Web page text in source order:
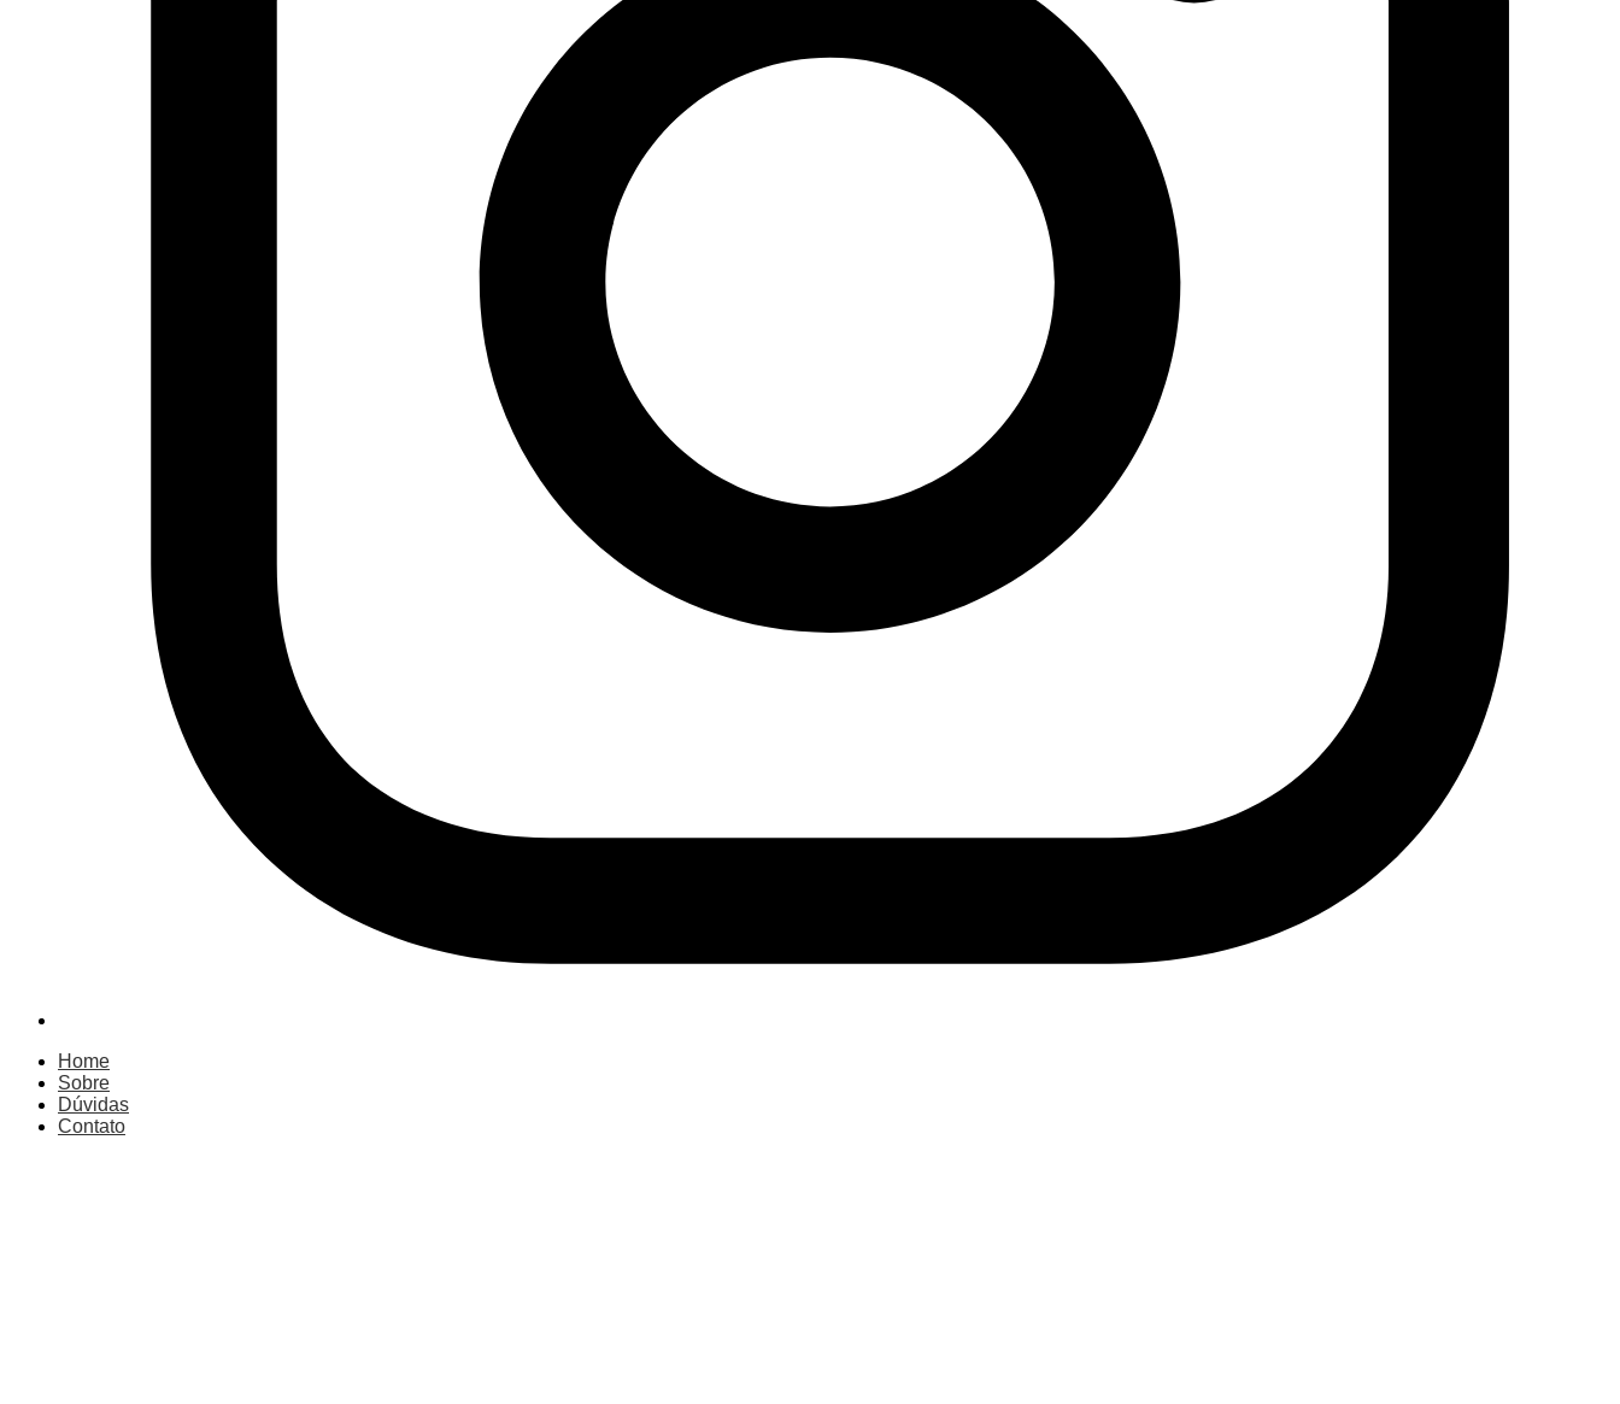
Home
Sobre
Dúvidas
Contato